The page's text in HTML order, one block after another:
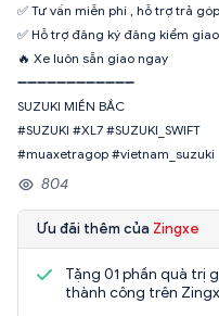
✅️ Tư vấn miễn phí , hỗ trợ trả
✅️ Hỗ trợ đăng ký đăng kiểm
🔥 Xe luôn sẵn giao ngay
➖➖➖➖➖➖➖➖➖➖➖➖
SUZUKI MIỀN BẮC
#SUZUKI #XL7 #SUZUKI_SWIFT
#muaxetragop #vietnam_suzuki
804
Ưu đãi thêm của Zingxe
Tặng 01 phần quà trị
thành công trên